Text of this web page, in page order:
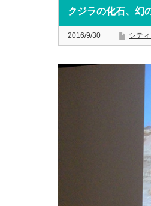
クジラの化石、幻
2016/9/30 シテ